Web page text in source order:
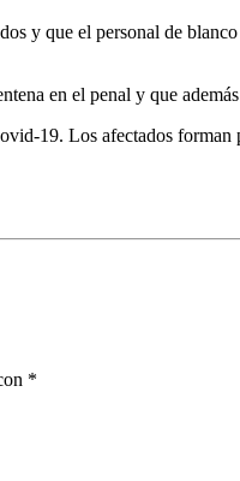
y que el personal de
en el penal y que
19. Los afectados
*